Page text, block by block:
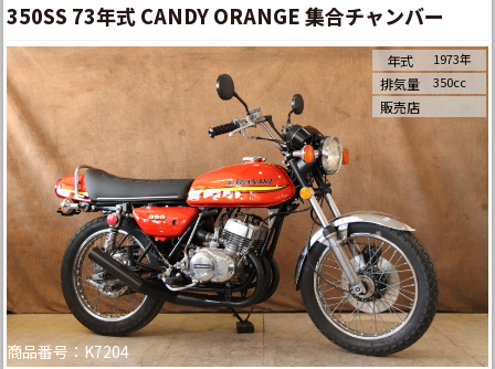
350SS 73年式 CANDY ORANGE 集合チャンバー
商品番号：K7204
年式 1973年
排気量 350cc
販売店